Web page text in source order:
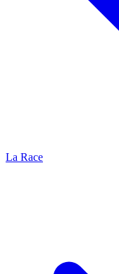
La Race